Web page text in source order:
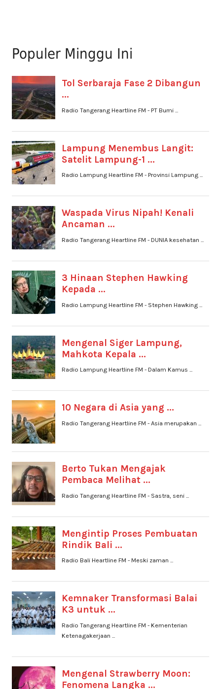
Populer Minggu Ini